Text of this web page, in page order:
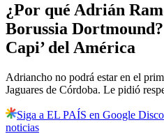
¿Por qué Adrián
Borussia
Capi’ del América
Adriancho no podrá estar en el
Jaguares de Córdoba. Le pidió
Siga a EL PAÍS en Google
noticias